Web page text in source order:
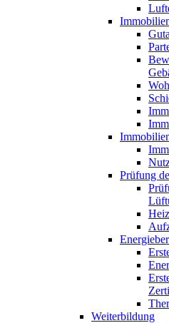
Prüfung
Weiterbildung